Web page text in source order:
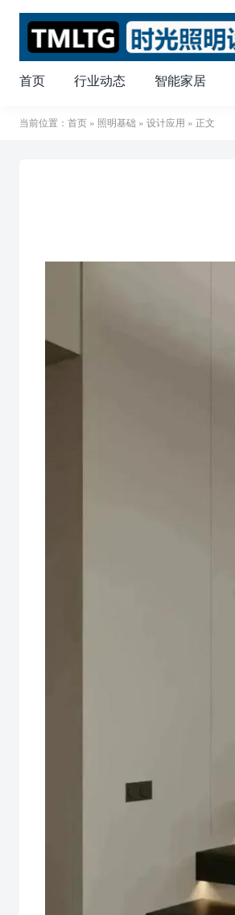
首页 行业动态 智能家居
当前位置： 首页 » 照明基础 » 设计应用 » 正文